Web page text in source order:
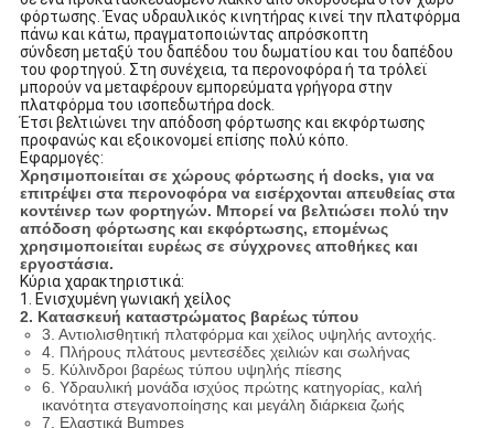
φόρτωσης. Ένας υδραυλικός κινητήρας κινεί την πλατφόρμα
πάνω και κάτω, πραγματοποιώντας απρόσκοπτη
σύνδεση μεταξύ του δαπέδου του δωματίου και του δαπέδου
του φορτηγού. Στη συνέχεια, τα περονοφόρα ή τα τρόλεϊ
μπορούν να μεταφέρουν εμπορεύματα γρήγορα στην
πλατφόρμα του ισοπεδωτήρα dock.
Έτσι βελτιώνει την απόδοση φόρτωσης και εκφόρτωσης
προφανώς και εξοικονομεί επίσης πολύ κόπο.
Εφαρμογές:
Χρησιμοποιείται σε χώρους φόρτωσης ή docks, για να
επιτρέψει στα περονοφόρα να εισέρχονται απευθείας στα
κοντέινερ των φορτηγών. Μπορεί να βελτιώσει πολύ την
απόδοση φόρτωσης και εκφόρτωσης, επομένως
χρησιμοποιείται ευρέως σε σύγχρονες αποθήκες και
εργοστάσια.
Κύρια χαρακτηριστικά:
1. Ενισχυμένη γωνιακή χείλος
2. Κατασκευή καταστρώματος βαρέως τύπου
3. Αντιολισθητική πλατφόρμα και χείλος υψηλής αντοχής.
4. Πλήρους πλάτους μεντεσέδες χειλιών και σωλήνας
5. Κύλινδροι βαρέως τύπου υψηλής πίεσης
6. Υδραυλική μονάδα ισχύος πρώτης κατηγορίας, καλή
ικανότητα στεγανοποίησης και μεγάλη διάρκεια ζωής
7. Ελαστικά Bumpes